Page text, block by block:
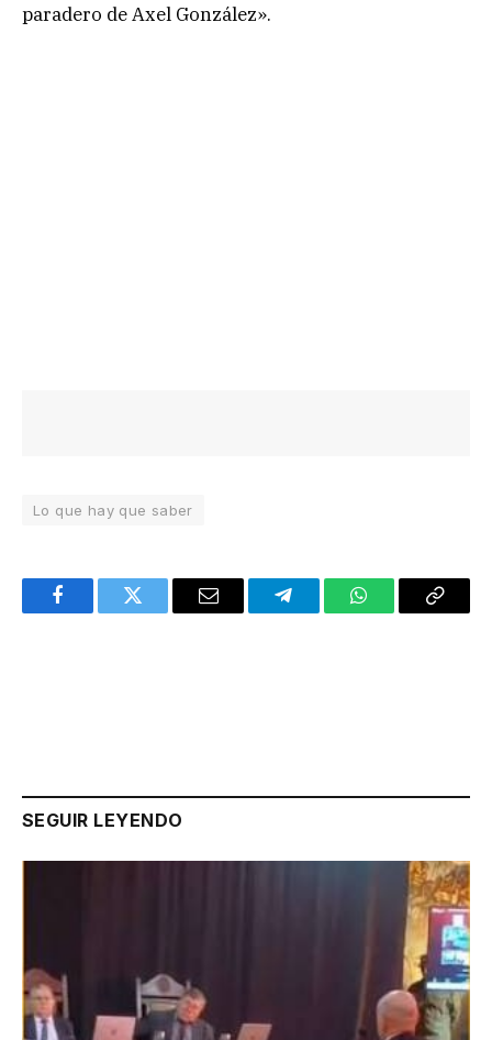
paradero de Axel González».
Lo que hay que saber
FacebookTwitter Email TelegramWhatsAppCopy
SEGUIR LEYENDO